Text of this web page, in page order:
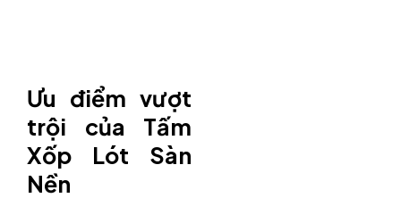
Ưu điểm vượt
trội của Tấm
Xốp Lót Sàn
Nền